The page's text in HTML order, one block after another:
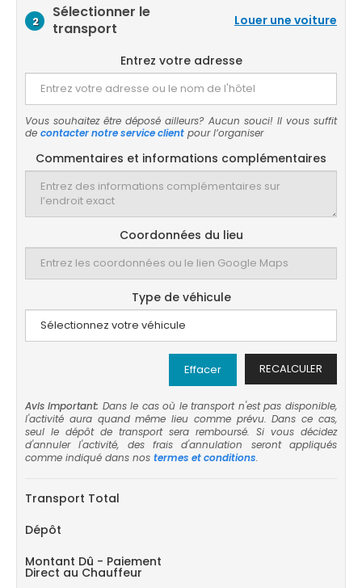
2
Sélectionner le
transport
Louer une voiture
Entrez votre adresse
Vous souhaitez être déposé ailleurs? Aucun souci! Il vous suffit
de contacter notre service client pour l’organiser
Commentaires et informations complémentaires
Coordonnées du lieu
Type de véhicule
RECALCULER
Effacer
Avis important: Dans le cas où le transport n'est pas disponible,
l'activité aura quand même lieu comme prévu. Dans ce cas,
seul le dépôt de transport sera remboursé. Si vous décidez
d'annuler l'activité, des frais d'annulation seront appliqués
comme indiqué dans nos termes et conditions.
Transport Total
Dépôt
Montant Dû - Paiement
Direct au Chauffeur